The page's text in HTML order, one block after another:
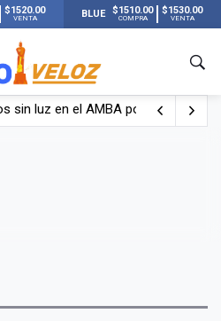
$1520.00
VENTA BLUE $1510.00
COMPRA
$1530.00
VENTA
sin luz en el AMBA por el temporal
el silencio tras el incidente